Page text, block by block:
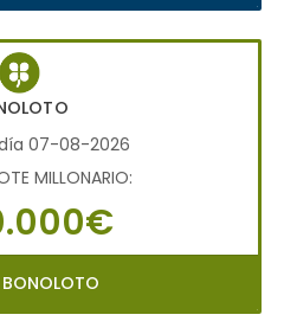
07-08-2026
MILLONARIO: